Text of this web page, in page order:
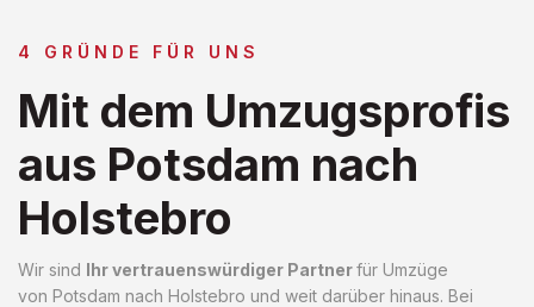
4 GRÜNDE FÜR UNS
Mit dem Umzugsprofis
aus Potsdam nach
Holstebro
Wir sind Ihr vertrauenswürdiger Partnerfür Umzüge
von Potsdam nach Holstebro und weit darüber hinaus. Bei